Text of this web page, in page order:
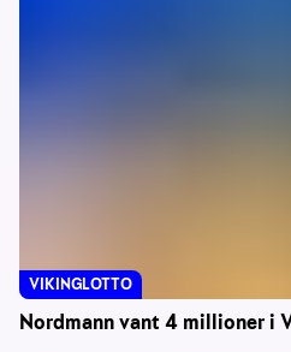
Nordmann vant 4 millioner i
VIKINGLOTTO